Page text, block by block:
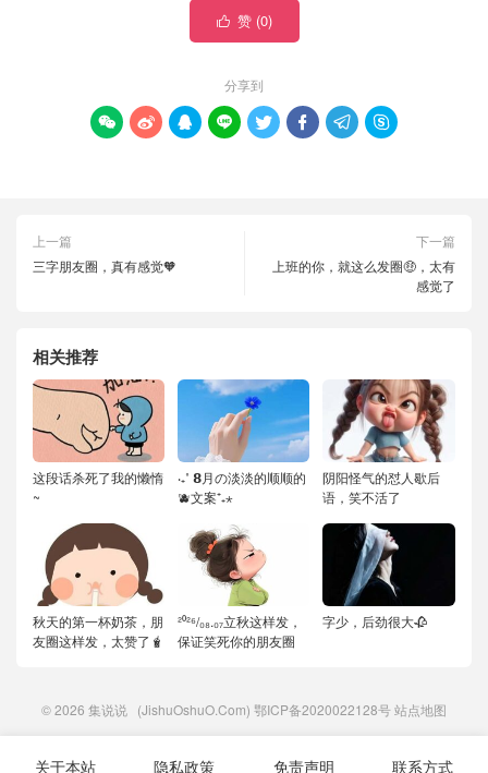
 赞 (0)
分享到
       
上一篇
三字朋友圈，真有感觉🧡
下一篇
上班的你，就这么发圈🤑，太有
感觉了
相关推荐
这段话杀死了我的懒惰
~
‧₊˚ 𝟴月の淡淡的顺顺的
🫐文案⁺₊⋆
阴阳怪气的怼人歇后
语，笑不活了
秋天的第一杯奶茶，朋
友圈这样发，太赞了🧋
²⁰²⁶/₀₈.₀₇立秋这样发，
保证笑死你的朋友圈
字少，后劲很大🥀
© 2026 集说说 (JishuOshuO.Com) 鄂ICP备2020022128号站点地图
关于本站 隐私政策 免责声明 联系方式